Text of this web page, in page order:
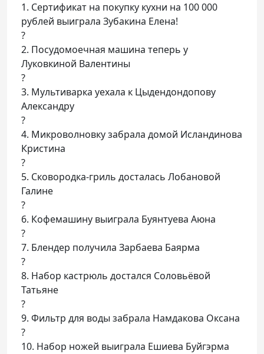
1. Сертификат на покупку кухни на 100 000
рублей выиграла Зубакина Елена!
?
2. Посудомоечная машина теперь у
Луковкиной Валентины
?
3. Мультиварка уехала к Цыдендондопову
Александру
?
4. Микроволновку забрала домой Исландинова
Кристина
?
5. Сковородка-гриль досталась Лобановой
Галине
?
6. Кофемашину выиграла Буянтуева Аюна
?
7. Блендер получила Зарбаева Баярма
?
8. Набор кастрюль достался Соловьёвой
Татьяне
?
9. Фильтр для воды забрала Намдакова Оксана
?
10. Набор ножей выиграла Ешиева Буйгэрма